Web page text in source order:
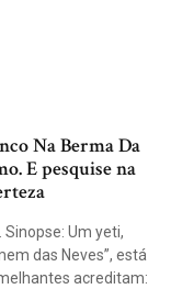
Na Berma Da
E pesquise na
Sinopse: Um yeti,
das Neves”, está
acreditam: